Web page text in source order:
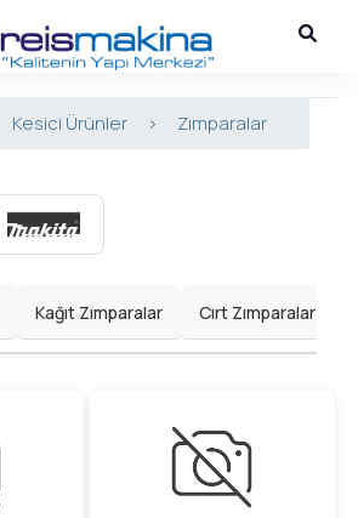
Kesici Ürünler > Zımparalar
Kağıt Zımparalar Cırt Zımparalar